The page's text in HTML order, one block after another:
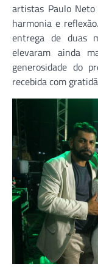
artistas Paulo
harmonia e
entrega de duas
elevaram ainda
generosidade do
recebida com